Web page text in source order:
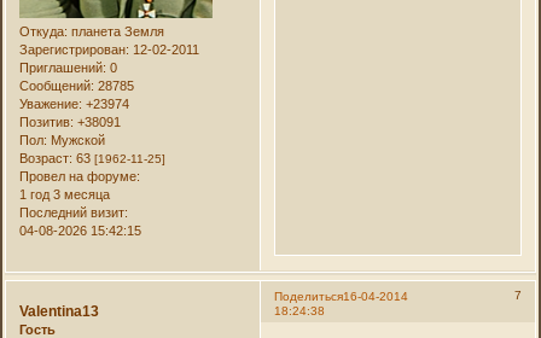
Откуда: планета Земля
Зарегистрирован: 12-02-2011
Приглашений: 0
Сообщений: 28785
Уважение: +23974
Позитив: +38091
Пол: Мужской
Возраст: 63[1962-11-25]
Провел на форуме:
1 год 3 месяца
Последний визит:
04-08-2026 15:42:15
Поделиться 7
16-04-2014
18:24:38
Valentina13
Гость